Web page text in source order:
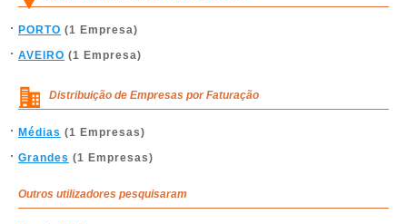
PORTO (1 Empresa)
AVEIRO (1 Empresa)
Distribuição de Empresas por Faturação
Médias (1 Empresas)
Grandes (1 Empresas)
Outros utilizadores pesquisaram